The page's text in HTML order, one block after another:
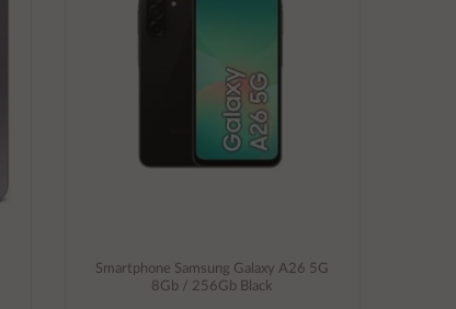
Smartphone Samsung Galaxy A26 5G
8Gb / 256Gb Black